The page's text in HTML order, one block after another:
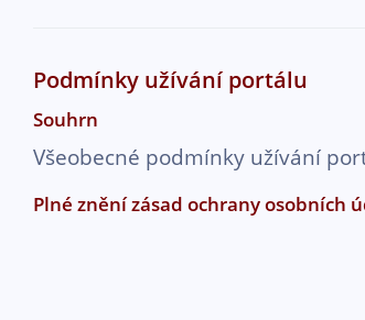
Podmínky užívání portálu
Souhrn
Všeobecné podmínky užívání
Plné znění zásad ochrany osobních